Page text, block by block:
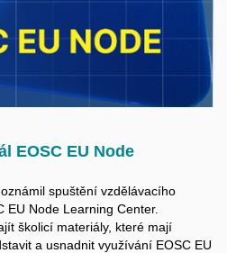
EOSC EU Node
spuštění vzdělávacího
EU Node Learning Center.
školicí materiály, které mají
a usnadnit využívání EOSC EU